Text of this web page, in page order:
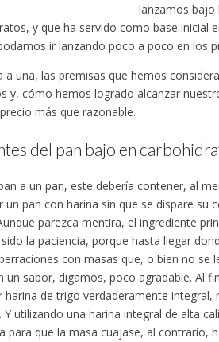
lanzamos bajo
y que ha servido como base inicial
ir lanzando poco a poco en los
a una, las premisas que hemos
y, cómo hemos logrado alcanzar
más que razonable.
del pan bajo en
a un pan, este debería contener, al
un pan con harina sin que se dispare su
parezca mentira, el ingrediente
la paciencia, porque hasta llegar
con masas que, o bien no se
un sabor, digamos, poco agradable. Al
harina de trigo verdaderamente
. Y utilizando una harina integral de alta
para que la masa cuajase, al contrario,